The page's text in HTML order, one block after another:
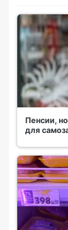
Пенсии,
для